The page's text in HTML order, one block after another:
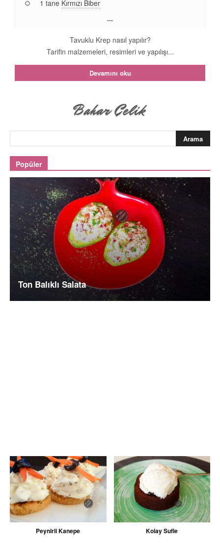
1 tane Kırmızı Biber
...
Tavuklu Krep nasıl yapılır?
Tarifin malzemeleri, resimleri ve yapılışı...
Devamını oku
Popüler
Ton Balıklı Salata
Peynirli Kanepe Kolay Sufle